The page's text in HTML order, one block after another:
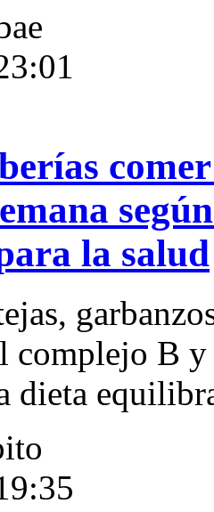
la salud
complejo B y
dieta